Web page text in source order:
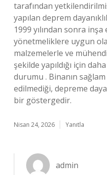
tarafından
yapılan deprem
1999 yılından sonra
yönetmeliklere uygun
malzemelerle ve
şekilde yapıldığı için
durumu . Binanın
edilmediği, depreme
bir göstergedir.
Nisan 24, 2026 Yanıtla
admin